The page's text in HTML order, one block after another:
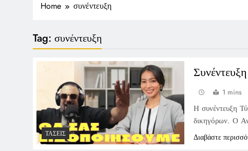
Home συνέντευξη
Tag: συνέντευξη
ΤΆΣΕΙΣ
Συνέντευξη
1 mins
Η συνέντευξη
δικηγόρων. Ο
Διαβάστε